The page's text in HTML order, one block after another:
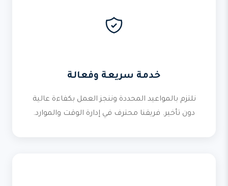
خدمة سريعة وفعالة
نلتزم بالمواعيد المحددة وننجز العمل بكفاءة عالية
دون تأخير. فريقنا محترف في إدارة الوقت والموارد.